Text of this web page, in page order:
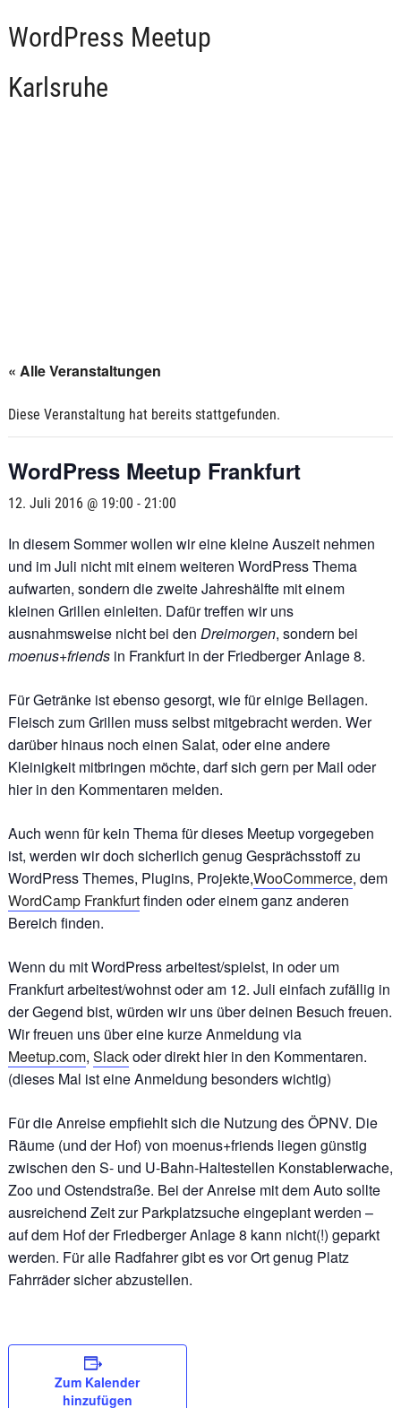
WordPress Meetup
Karlsruhe
« Alle Veranstaltungen
Diese Veranstaltung hat bereits stattgefunden.
WordPress Meetup Frankfurt
12. Juli 2016 @ 19:00 - 21:00
In diesem Sommer wollen wir eine kleine Auszeit nehmen
und im Juli nicht mit einem weiteren WordPress Thema
aufwarten, sondern die zweite Jahreshälfte mit einem
kleinen Grillen einleiten. Dafür treffen wir uns
ausnahmsweise nicht bei den Dreimorgen, sondern bei
moenus+friendsin Frankfurt in der Friedberger Anlage 8.
Für Getränke ist ebenso gesorgt, wie für einige Beilagen.
Fleisch zum Grillen muss selbst mitgebracht werden. Wer
darüber hinaus noch einen Salat, oder eine andere
Kleinigkeit mitbringen möchte, darf sich gern per Mail oder
hier in den Kommentaren melden.
Auch wenn für kein Thema für dieses Meetup vorgegeben
ist, werden wir doch sicherlich genug Gesprächsstoff zu
WordPress Themes, Plugins, Projekte,WooCommerce, dem
WordCamp Frankfurtfinden oder einem ganz anderen
Bereich finden.
Wenn du mit WordPress arbeitest/spielst, in oder um
Frankfurt arbeitest/wohnst oder am 12. Juli einfach zufällig in
der Gegend bist, würden wir uns über deinen Besuch freuen.
Wir freuen uns über eine kurze Anmeldung via
Meetup.com, Slackoder direkt hier in den Kommentaren.
(dieses Mal ist eine Anmeldung besonders wichtig)
Für die Anreise empfiehlt sich die Nutzung des ÖPNV. Die
Räume (und der Hof) von moenus+friends liegen günstig
zwischen den S- und U-Bahn-Haltestellen Konstablerwache,
Zoo und Ostendstraße. Bei der Anreise mit dem Auto sollte
ausreichend Zeit zur Parkplatzsuche eingeplant werden –
auf dem Hof der Friedberger Anlage 8 kann nicht(!) geparkt
werden. Für alle Radfahrer gibt es vor Ort genug Platz
Fahrräder sicher abzustellen.
Zum Kalender
hinzufügen